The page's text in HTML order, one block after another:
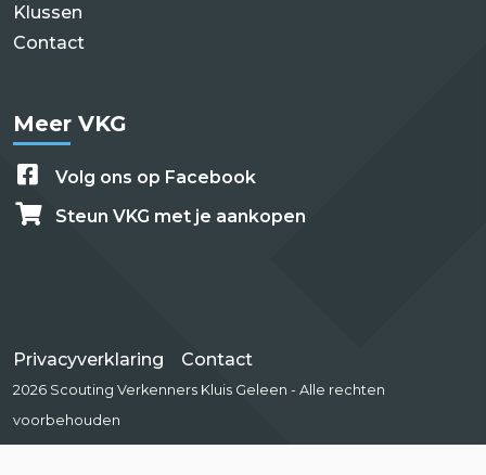
Klussen
Contact
Meer VKG
Volg ons op Facebook
Steun VKG met je aankopen
Privacyverklaring Contact
2026 Scouting Verkenners Kluis Geleen - Alle rechten
voorbehouden
website doorMylan van Duuren